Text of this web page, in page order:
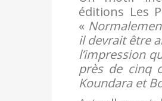
éditions Les
«
il devrait être
l’impression
près de cinq
Koundara et